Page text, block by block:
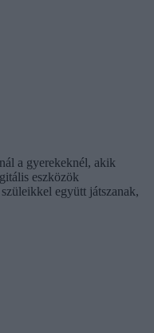
a gyerekeknél, akik
eszközök
együtt játszanak,